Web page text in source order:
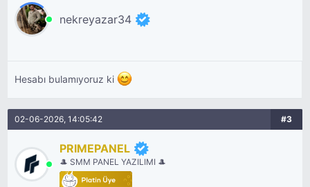
nekreyazar34
Hesabı bulamıyoruz ki
02-06-2026, 14:05:42 #3
PRIMEPANEL
🎩 SMM PANEL YAZILIMI 🎩